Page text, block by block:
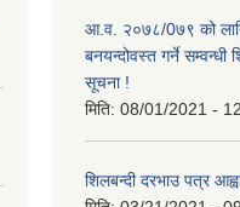
आ.व. २०७८/0७९ को
बनयन्दोवस्त गर्ने सम्वन्धी
सूचना !
मिति: 08/01/2021 -
शिलबन्दी दरभाउ पत्र